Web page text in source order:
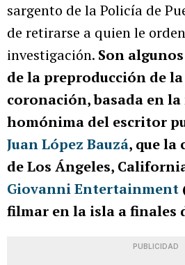
sargento de la Policía de
de retirarse a quien le
investigación. Son
de la preproducción de
coronación, basada en
homónima del escritor
Juan López Bauzá, que la
de Los Ángeles,
Giovanni Entertainment
filmar en la isla a finales
PUBLICIDAD